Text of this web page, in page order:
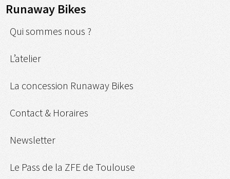
Runaway Bikes
Qui sommes nous ?
L’atelier
La concession Runaway Bikes
Contact & Horaires
Newsletter
Le Pass de la ZFE de Toulouse